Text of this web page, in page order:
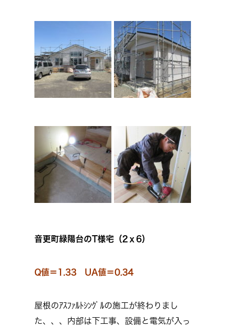
音更町緑陽台のT様宅（2ｘ6）
Q値＝1.33 UA値＝0.34
屋根のｱｽﾌｧﾙﾄｼﾝｸﾞﾙの施工が終わりまし
た、、、内部は下工事、設備と電気が入っ